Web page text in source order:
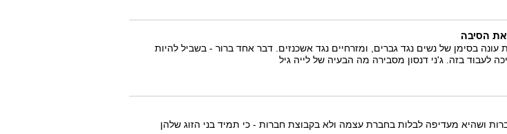
הסיבה
בסימן של נשים נגד גברים, ומזרחיים נגד אשכנזים. דבר אחד ברור - בשביל להיות
לעבוד בזה. ג'ני דנסון מסבירה מה הבעיה של לייה גיל
ושהיא מעדיפה לבלות בחברת עצמה ולא בקבוצת חברות - כי תמיד בני הזוג שלהן